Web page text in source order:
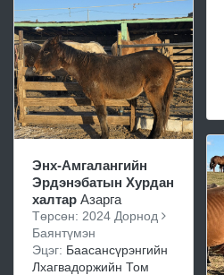
Энх-Амгалангийн
Эрдэнэбатын Хурдан
халтар Азарга
Төрсөн: 2024 Дорнод
Баянтүмэн
Эцэг: Баасансүрэнгийн
Лхагвадоржийн Том